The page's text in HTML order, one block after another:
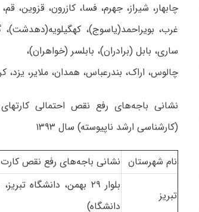
چا‌بهار، شیراز، جهرم، فسا، کازرون، قزوین،
غرب، بویراحمد(یاسوج‌)، کهگیلویه(دهدشت)،
ساری، بابل (برادران)، بابلسر (خواهران)،
چالوس، اراک، بندرعباس، همدان، ملایر،
نشانی باجه‌های رفع نقص احتمالی
(کارشناسی ارشد ناپیوسته) سال ۱۳۹۳
نام شهرستان نشانی باجه‌های رفع نقص کارت
تبریز
بلوار ۲۹ بهمن،
دانشگاه)